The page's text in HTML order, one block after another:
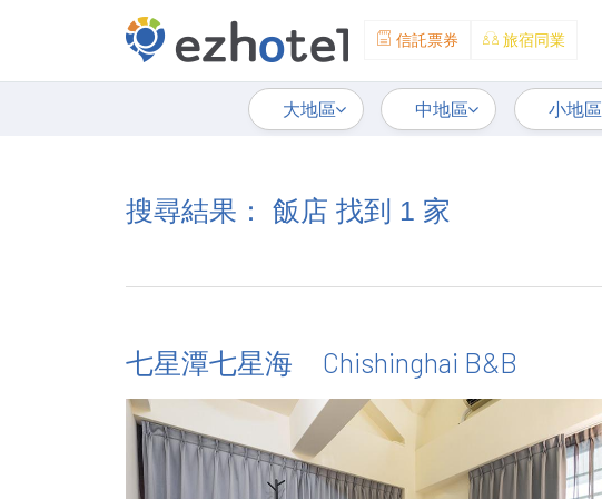
信託票券 旅宿同業
大地區 中地區 小地區
搜尋結果： 飯店 找到 1 家
七星潭七星海 Chishinghai B&B